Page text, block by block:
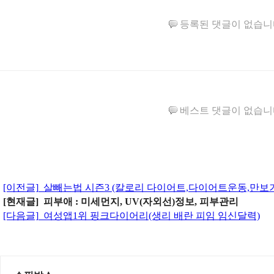
등록된 댓글이 없습
베스트 댓글이 없습
[이전글] 살빼는법 시즌3 (칼로리 다이어트,다이어트운동,만보
[현재글] 피부애 : 미세먼지, UV(자외선)정보, 피부관리
[다음글] 여성앱1위 핑크다이어리(생리 배란 피임 임신달력)